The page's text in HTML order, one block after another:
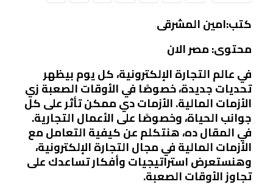
كتب:امين المشرقى
محتوى: مصر الان
في عالم التجارة الإلكترونية، كل يوم بيظهر
تحديات جديدة، خصوصًا في الأوقات الصعبة زي
الأزمات المالية. الأزمات دي ممكن تأثر على كل
جوانب الحياة، وخصوصًا على الأعمال التجارية.
في المقال ده، هنتكلم عن كيفية التعامل مع
الأزمات المالية في مجال التجارة الإلكترونية،
وهنستعرض استراتيجيات وأفكار تساعدك على
تجاوز الأوقات الصعبة.